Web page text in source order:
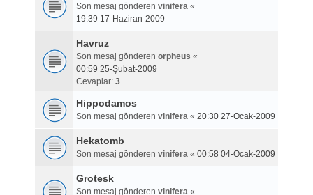
Son mesaj gönderen vinifera«
19:39 17-Haziran-2009
Havruz
Son mesaj gönderen orpheus «
00:59 25-Şubat-2009
Cevaplar: 3
Hippodamos
Son mesaj gönderen vinifera« 20:30 27-Ocak-2009
Hekatomb
Son mesaj gönderen vinifera« 00:58 04-Ocak-2009
Grotesk
Son mesaj gönderen vinifera«